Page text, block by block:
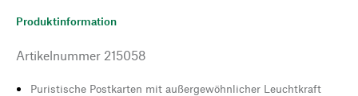
Produktinformation
Artikelnummer 215058
Puristische Postkarten mit außergewöhnlicher Leuchtkraft